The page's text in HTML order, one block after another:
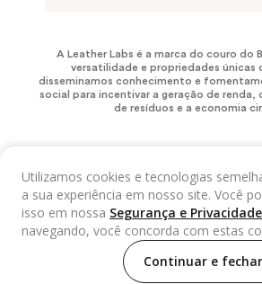
Utilizamos cookies e tecnologias
a sua experiência em nosso site. Você
isso em nossa Segurança e Privacidade
navegando, você concorda com estas
Continuar e fechar
A Leather Labs é a marca do couro do
versatilidade e propriedades únicas
disseminamos conhecimento e
social para incentivar a geração de renda,
de resíduos e a economia
LEATHER LABS NEWS